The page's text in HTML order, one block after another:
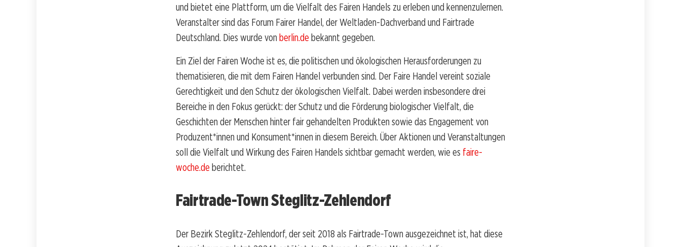
und bietet eine Plattform, um die Vielfalt des Fairen Handels zu erleben und kennenzulernen.
Veranstalter sind das Forum Fairer Handel, der Weltladen-Dachverband und Fairtrade
Deutschland. Dies wurde von berlin.de bekannt gegeben.
Ein Ziel der Fairen Woche ist es, die politischen und ökologischen Herausforderungen zu
thematisieren, die mit dem Fairen Handel verbunden sind. Der Faire Handel vereint soziale
Gerechtigkeit und den Schutz der ökologischen Vielfalt. Dabei werden insbesondere drei
Bereiche in den Fokus gerückt: der Schutz und die Förderung biologischer Vielfalt, die
Geschichten der Menschen hinter fair gehandelten Produkten sowie das Engagement von
Produzent*innen und Konsument*innen in diesem Bereich. Über Aktionen und Veranstaltungen
soll die Vielfalt und Wirkung des Fairen Handels sichtbar gemacht werden, wie es faire-
woche.de berichtet.
Fairtrade-Town Steglitz-Zehlendorf
Der Bezirk Steglitz-Zehlendorf, der seit 2018 als Fairtrade-Town ausgezeichnet ist, hat diese